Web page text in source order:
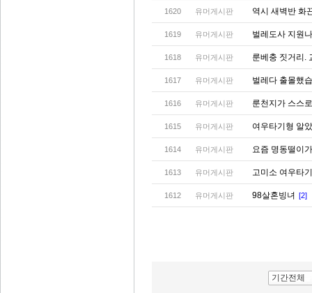
1620 유머게시판 역시 새벽반 화
1619 유머게시판 벌레도사 지원
1618 유머게시판 룬베충 짓거리.
1617 유머게시판 벌레다 출몰했
1616 유머게시판 룬천지가 스스
1615 유머게시판 여우타기형 알
1614 유머게시판 요즘 명동떨이
1613 유머게시판 고미소 여우타
1612 유머게시판 98살혼빙녀 [2]
기간전체